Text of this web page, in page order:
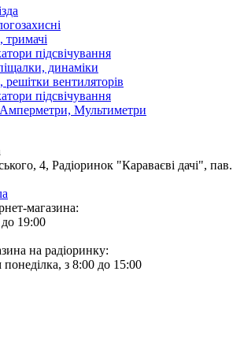
тримачі
підсвічування
динаміки
вентиляторів
підсвічування
Мультиметри
4, Радіоринок "Караваєві дачі", пав.
магазина:
19:00
на радіоринку:
з 8:00 до 15:00